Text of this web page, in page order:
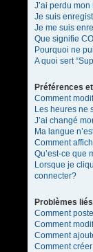
J’ai perdu
Je suis
Je me suis
Que signifie
Pourquoi ne
A quoi sert
Préférences
Comment
Les heures ne
J’ai changé
Ma langue
Comment
Qu’est-ce que
Lorsque je
connecter?
Problèmes
Comment
Comment
Comment
Comment